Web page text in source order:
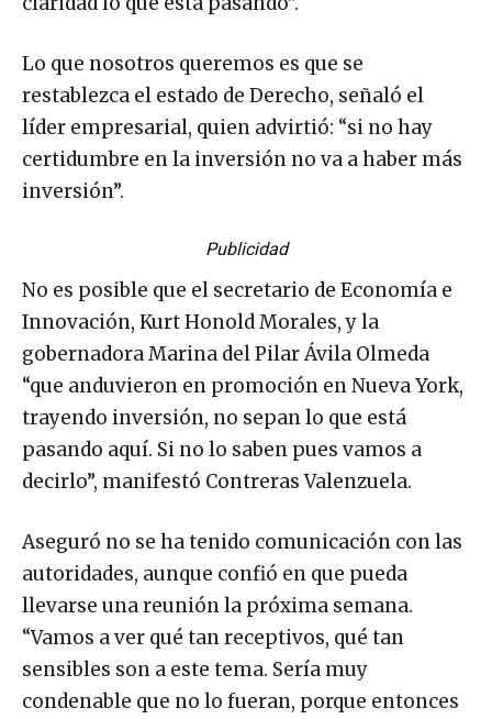
Lo que nosotros queremos es que se
restablezca el estado de Derecho, señaló el
líder empresarial, quien advirtió: “si no hay
certidumbre en la inversión no va a haber más
inversión”.
Publicidad
No es posible que el secretario de Economía e
Innovación, Kurt Honold Morales, y la
gobernadora Marina del Pilar Ávila Olmeda
“que anduvieron en promoción en Nueva York,
trayendo inversión, no sepan lo que está
pasando aquí. Si no lo saben pues vamos a
decirlo”, manifestó Contreras Valenzuela.
Aseguró no se ha tenido comunicación con las
autoridades, aunque confió en que pueda
llevarse una reunión la próxima semana.
“Vamos a ver qué tan receptivos, qué tan
sensibles son a este tema. Sería muy
condenable que no lo fueran, porque entonces